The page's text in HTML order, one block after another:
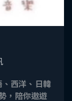
西洋、日韓
，陪你遨遊